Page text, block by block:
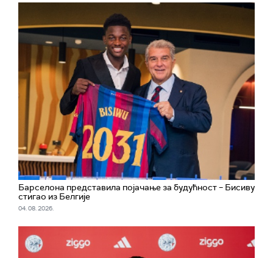
Барселона представила појачање за будућност – Бисиву
стигао из Белгије
04. 08. 2026.